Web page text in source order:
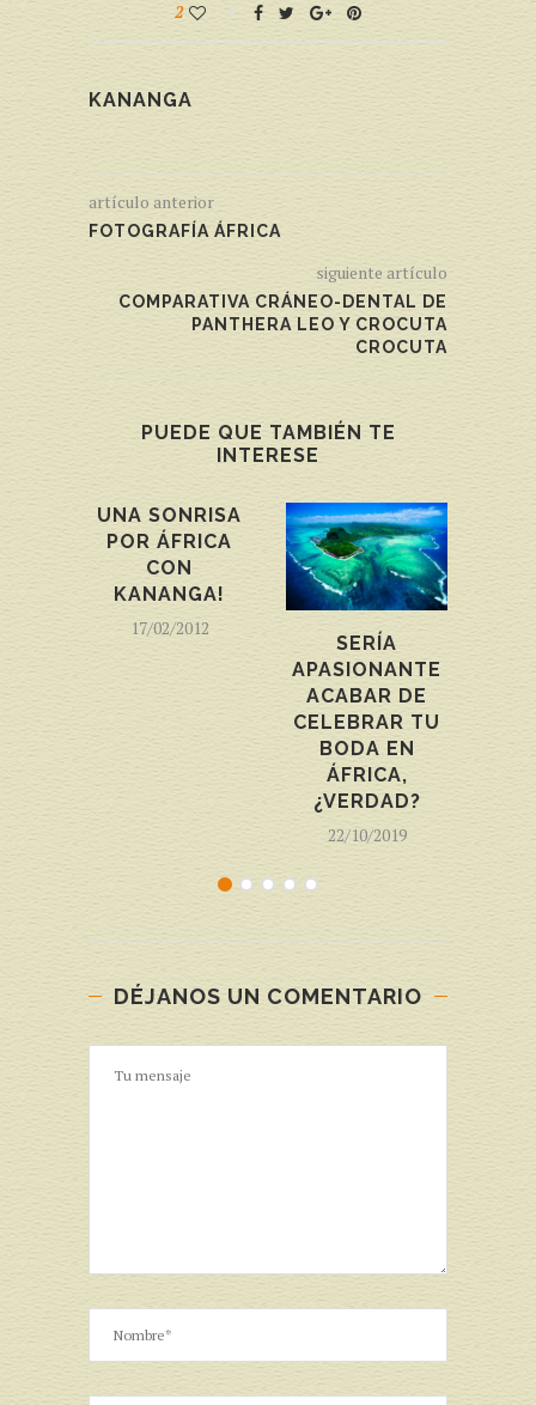
2
KANANGA
artículo anterior
FOTOGRAFÍA ÁFRICA
siguiente artículo
COMPARATIVA CRÁNEO-DENTAL DE
PANTHERA LEO Y CROCUTA
CROCUTA
PUEDE QUE TAMBIÉN TE
INTERESE
UNA SONRISA
POR ÁFRICA
CON
KANANGA!
17/02/2012
SERÍA
APASIONANTE
ACABAR DE
CELEBRAR TU
BODA EN
ÁFRICA,
¿VERDAD?
22/10/2019
DÉJANOS UN COMENTARIO